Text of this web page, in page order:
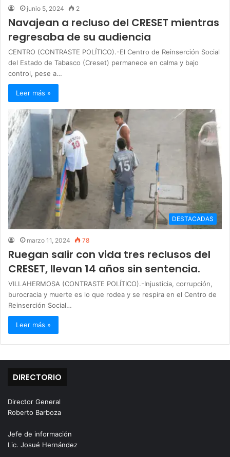
junio 5, 2024 2
Navajean a recluso del CRESET mientras
regresaba de su audiencia
CENTRO (CONTRASTE POLÍTICO).-El Centro de Reinserción Social
del Estado de Tabasco (Creset) permanece en calma y bajo
control, pese a…
Leer más »
DESTACADAS
marzo 11, 2024 78
Ruegan salir con vida tres reclusos del
CRESET, llevan 14 años sin sentencia.
VILLAHERMOSA (CONTRASTE POLÍTICO).-Injusticia, corrupción,
burocracia y muerte es lo que rodea y se respira en el Centro de
Reinserción Social…
Leer más »
DIRECTORIO
Director General
Roberto Barboza
Jefe de información
Lic. Josué Hernández